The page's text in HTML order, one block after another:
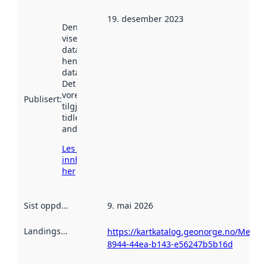
Publisert:
Denne datoen
viser når
datasettet vart
henta inn av
data.norge.no.
Det kan ha
vore
tilgjengeleg
tidlegare
andre stader.
Les meir om
innhenting
her
19. desember 2023
Sist oppdatert 9. mai 2026
Landingsside
https://kartkatalog.geonorge.no/
8944-44ea-b143-e56247b5b16d